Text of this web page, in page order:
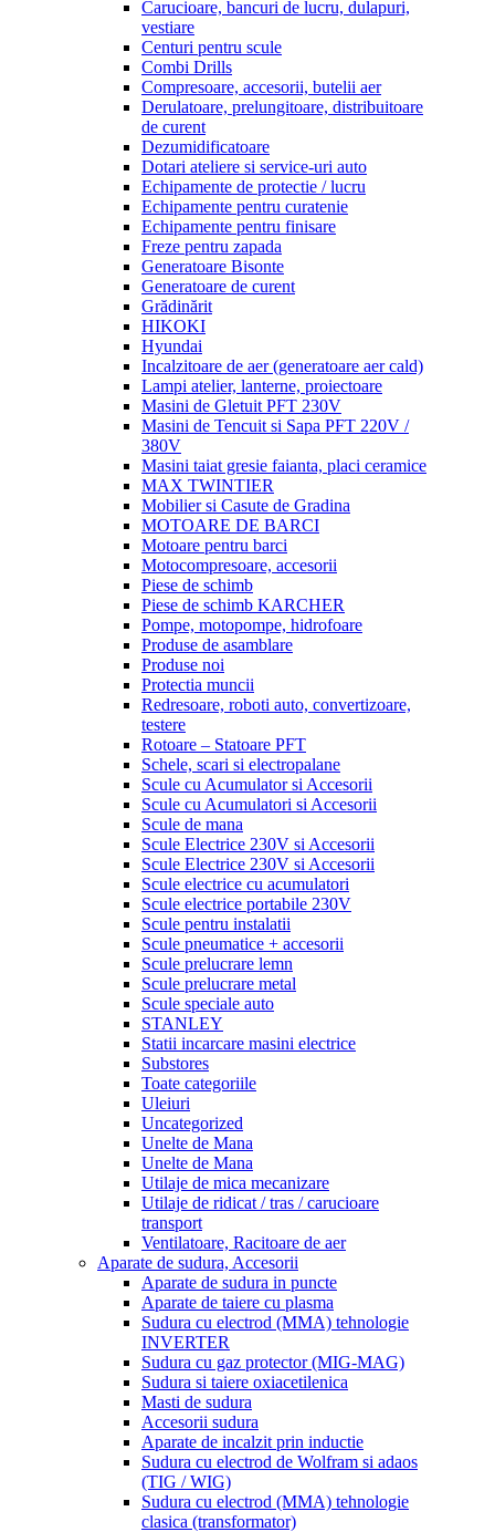
Carucioare, bancuri de lucru, dulapuri,
vestiare
Centuri pentru scule
Combi Drills
Compresoare, accesorii, butelii aer
Derulatoare, prelungitoare, distribuitoare
de curent
Dezumidificatoare
Dotari ateliere si service-uri auto
Echipamente de protectie / lucru
Echipamente pentru curatenie
Echipamente pentru finisare
Freze pentru zapada
Generatoare Bisonte
Generatoare de curent
Grădinărit
HIKOKI
Hyundai
Incalzitoare de aer (generatoare aer cald)
Lampi atelier, lanterne, proiectoare
Masini de Gletuit PFT 230V
Masini de Tencuit si Sapa PFT 220V /
380V
Masini taiat gresie faianta, placi ceramice
MAX TWINTIER
Mobilier si Casute de Gradina
MOTOARE DE BARCI
Motoare pentru barci
Motocompresoare, accesorii
Piese de schimb
Piese de schimb KARCHER
Pompe, motopompe, hidrofoare
Produse de asamblare
Produse noi
Protectia muncii
Redresoare, roboti auto, convertizoare,
testere
Rotoare – Statoare PFT
Schele, scari si electropalane
Scule cu Acumulator si Accesorii
Scule cu Acumulatori si Accesorii
Scule de mana
Scule Electrice 230V si Accesorii
Scule Electrice 230V si Accesorii
Scule electrice cu acumulatori
Scule electrice portabile 230V
Scule pentru instalatii
Scule pneumatice + accesorii
Scule prelucrare lemn
Scule prelucrare metal
Scule speciale auto
STANLEY
Statii incarcare masini electrice
Substores
Toate categoriile
Uleiuri
Uncategorized
Unelte de Mana
Unelte de Mana
Utilaje de mica mecanizare
Utilaje de ridicat / tras / carucioare
transport
Ventilatoare, Racitoare de aer
Aparate de sudura, Accesorii
Aparate de sudura in puncte
Aparate de taiere cu plasma
Sudura cu electrod (MMA) tehnologie
INVERTER
Sudura cu gaz protector (MIG-MAG)
Sudura si taiere oxiacetilenica
Masti de sudura
Accesorii sudura
Aparate de incalzit prin inductie
Sudura cu electrod de Wolfram si adaos
(TIG / WIG)
Sudura cu electrod (MMA) tehnologie
clasica (transformator)